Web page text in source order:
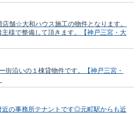
店舗☆大和ハウス施工の物件となります。
様で整備して頂きます。
【神戸三宮・大
街沿いの１棟貸物件です。
【神戸三宮・
近の事務所テナントです◎元町駅からも近